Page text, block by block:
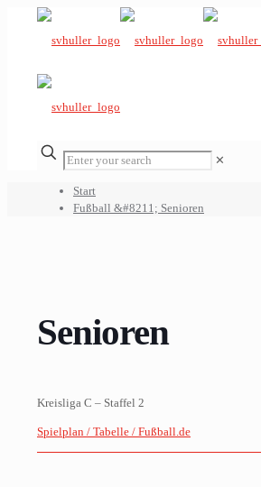
✕
Start
Fußball &#8211; Senioren
Senioren
Kreisliga C – Staffel 2
Spielplan / Tabelle / Fußball.de